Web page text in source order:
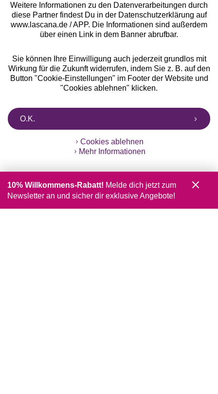
Weitere Informationen zu den Datenverarbeitungen durch
diese Partner findest Du in der Datenschutzerklärung auf
www.lascana.de / APP. Die Informationen sind außerdem
über einen Link in dem Banner abrufbar.
Sie können Ihre Einwilligung auch jederzeit grundlos mit
Wirkung für die Zukunft widerrufen, indem Sie z. B. auf den
Button "Cookie-Einstellungen" im Footer der Website und
"Cookies ablehnen" klicken.
O.K.
Cookies ablehnen
Mehr Informationen
10% Willkommens-Rabatt! Melde dich jetzt zum
Newsletter an und sicher dir exklusive Angebote!